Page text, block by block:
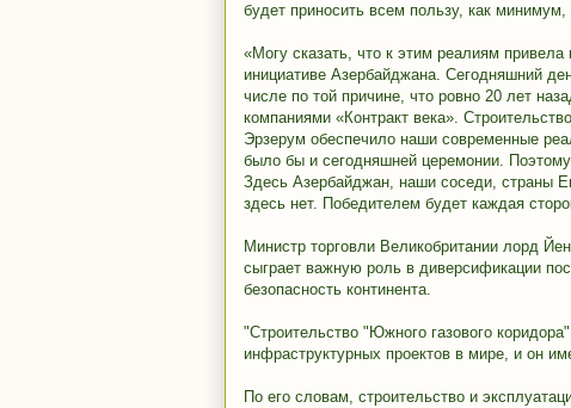
будет приносить всем пользу, как минимум,
«Могу сказать, что к этим реалиям
инициативе Азербайджана. Сегодняшний
числе по той причине, что ровно 20 лет
компаниями «Контракт века».
Эрзерум обеспечило наши современные
было бы и сегодняшней церемонии.
Здесь Азербайджан, наши соседи, страны
здесь нет. Победителем будет каждая
Министр торговли Великобритании лорд
сыграет важную роль в диверсификации
безопасность континента.
"Строительство "Южного газового
инфраструктурных проектов в мире, и он
По его словам, строительство и